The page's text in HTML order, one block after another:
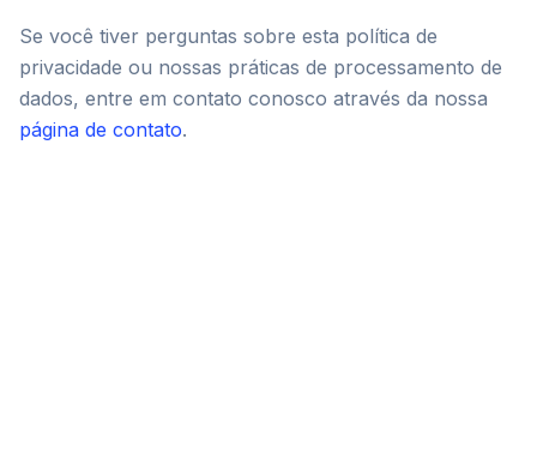
Se você tiver perguntas sobre esta política de
privacidade ou nossas práticas de processamento de
dados, entre em contato conosco através da nossa
página de contato.